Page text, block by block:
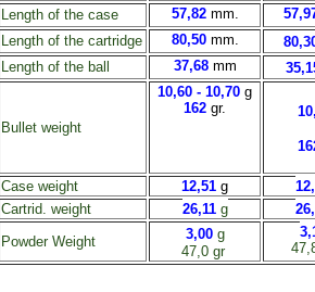
Length of the case 57,82 mm.
Length of the cartridge 80,50 mm.
Length of the ball 37,68 mm
Bullet weight
10,60 - 10,70 g
162 gr.
Case weight 12,51 g
Cartrid. weight 26,11 g
Powder Weight 3,00 g
47,0 gr